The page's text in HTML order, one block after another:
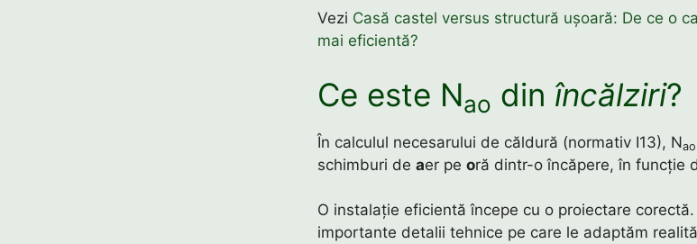
Vezi Casă castel versus structură ușoară: De ce o
mai eficientă?
Ce este Nao din încălziri?
În calculul necesarului de căldură (normativ I13), Nao
schimburi de aer pe oră dintr-o încăpere, în funcție
O instalație eficientă începe cu o proiectare
importante detalii tehnice pe care le adaptăm